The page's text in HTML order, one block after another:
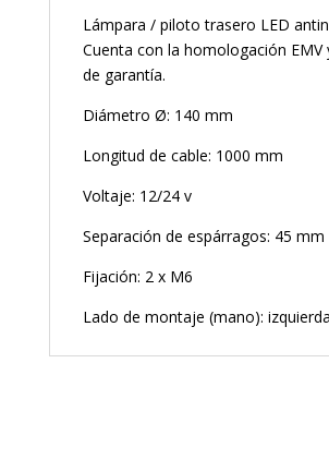
Lámpara / piloto trasero LED
Cuenta con la homologación EMV
de garantía.
Diámetro Ø: 140 mm
Longitud de cable: 1000 mm
Voltaje: 12/24 v
Separación de espárragos: 45 mm
Fijación: 2 x M6
Lado de montaje (mano):